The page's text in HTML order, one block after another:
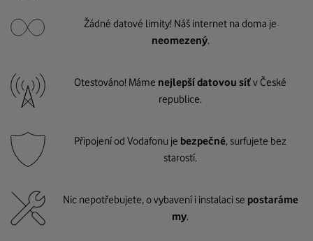
Žádné datové limity! Náš internet na doma je
neomezený.
Otestováno! Máme nejlepší datovou síťv České
republice.
Připojení od Vodafonu je bezpečné, surfujete bez
starostí.
Nic nepotřebujete, o vybavení i instalaci se postaráme
my.